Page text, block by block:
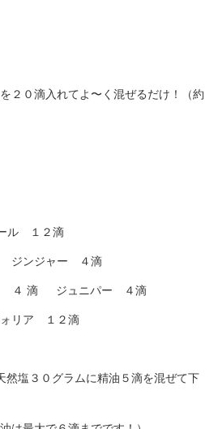
２０滴入れてよ〜く混ぜるだけ！（約
ール １２滴
ジンジャー ４滴
４ 滴 ジュニパー ４滴
ォリア １２滴
然塩３０グラムに精油５滴を混ぜて下